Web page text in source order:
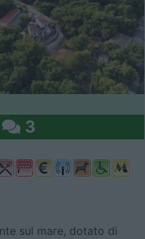
3
sul mare, dotato di